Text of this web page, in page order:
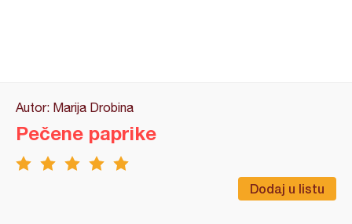
Autor: Marija Drobina
Dodaj u listu
Pečene paprike